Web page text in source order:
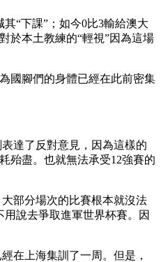
其“下課”；如今0比3輸給澳大
對於本土教練的“輕視”因為這場
因為國腳們的身體已經在此前密集
了反對意見，因為這樣的
盡  。也就無法承受12強賽的
，大部分場次的比賽根本就沒法
說去爭取進軍世界杯賽。因
集訓了一周。但是，